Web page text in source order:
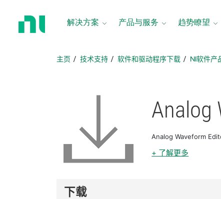
解决方案 产品与服务 趋势瞭望
主页 技术支持 软件和驱动程序下载 NI软件产
Analog
Analog Waveform
+ 了解更多
下载